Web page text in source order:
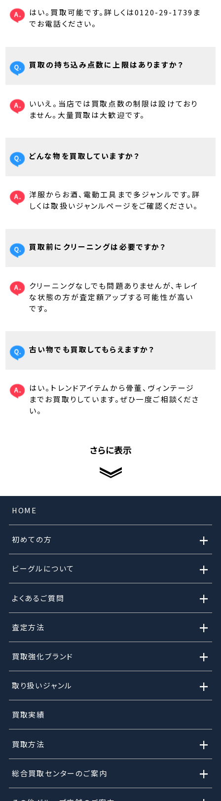
はい。買取可能です。詳しくは0120-29-1739ま
でお電話ください。
買取の持ち込み点数に上限はありますか？
いいえ。当店では買取点数の制限は設けており
ません。大量買取は大歓迎です。
どんな物を買取していますか？
洋服からお酒、電動工具まで多ジャンルです。詳
しくは取扱いジャンルページをご確認ください。
買取前にクリーニングは必要ですか？
クリーニングなしでも問題ありませんが、キレイ
な状態の方が査定額アップする可能性が高い
です。
古い物でも買取してもらえますか？
はい。トレンドアイテムから骨董、ヴィンテージ
までお買取りしています。ぜひ一度ご相談くださ
い。
さらに表示
HOME
初めての方 +
ビーグルについて +
よくあるご質問 +
査定方法 +
買取強化ブランド +
取り扱いジャンル +
買取実績
買取方法 +
総合買取センターのご案内 +